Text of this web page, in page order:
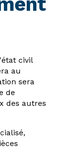
civil
au
sera
de
des autres